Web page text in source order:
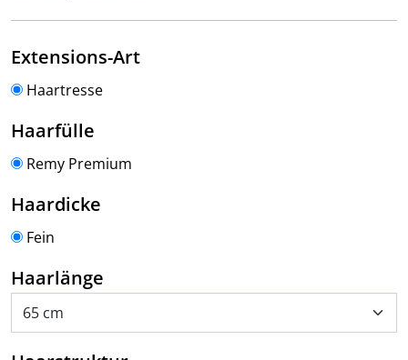
Extensions-Artauswählen
Haartresse
Haarfülle
Remy Premium
Haardicke
Fein
Haarlänge